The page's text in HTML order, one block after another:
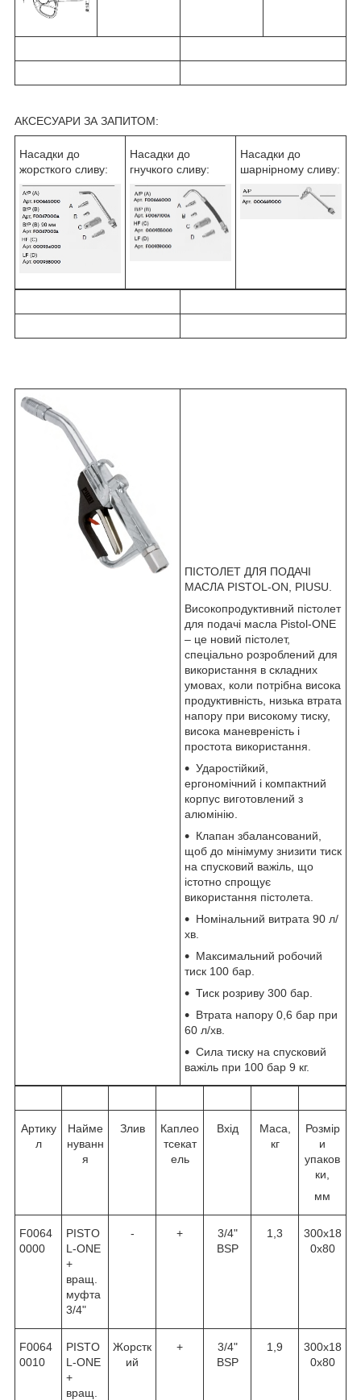
АКСЕСУАРИ ЗА ЗАПИТОМ:
Насадки до
жорсткого сливу:
Насадки до
гнучкого сливу:
Насадки до
шарнірному сливу:
ПІСТОЛЕТ ДЛЯ ПОДАЧІ
МАСЛА PISTOL-ON, PIUSU.
Високопродуктивний пістолет
для подачі масла Pistol-ONE
– це новий пістолет,
спеціально розроблений для
використання в складних
умовах, коли потрібна висока
продуктивність, низька втрата
напору при високому тиску,
висока маневреність і
простота використання.
Ударостійкий,
ергономічний і компактний
корпус виготовлений з
алюмінію.
Клапан збалансований,
щоб до мінімуму знизити тиск
на спусковий важіль, що
істотно спрощує
використання пістолета.
Номінальний витрата 90 л/
хв.
Максимальний робочий
тиск 100 бар.
Тиск розриву 300 бар.
Втрата напору 0,6 бар при
60 л/хв.
Сила тиску на спусковий
важіль при 100 бар 9 кг.
Артику
л
Найме
нуванн
я
Злив
Каплео
тсекат
ель
Вхід
Маса,
кг
Розмір
и
упаков
ки,
мм
F0064
0000
PISTO
L-ONE
+
вращ.
муфта
3/4"
- +
3/4"
BSP
1,3
300х18
0х80
F0064
0010
PISTO
L-ONE
+
вращ.
Жорстк
ий
+
3/4"
BSP
1,9
300х18
0х80